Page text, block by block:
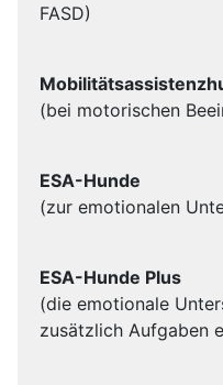
FASD)
(bei motorischen
ESA-Hunde
(zur emotionalen
ESA-Hunde Plus
(die emotionale
zusätzlich Aufgaben